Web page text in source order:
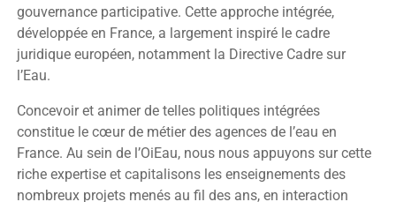
gouvernance participative. Cette approche intégrée,
développée en France, a largement inspiré le cadre
juridique européen, notamment la Directive Cadre sur
l’Eau.
Concevoir et animer de telles politiques intégrées
constitue le cœur de métier des agences de l’eau en
France. Au sein de l’OiEau, nous nous appuyons sur cette
riche expertise et capitalisons les enseignements des
nombreux projets menés au fil des ans, en interaction